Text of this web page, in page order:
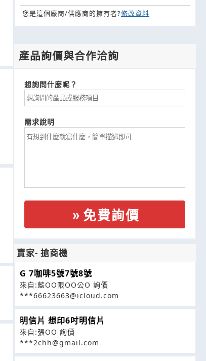
您是這個廠商/供應商的擁有者?修改資料
產品詢價與合作洽詢
想詢問什麼呢？
需求說明
免費詢價
賣家- 搶商機
G 7咖啡5號7號8號
來自:藍OO限OO公O 詢價
***66623663@icloud.com
明信片 想印6吋明信片
來自:張OO 詢價
***2chh@gmail.com